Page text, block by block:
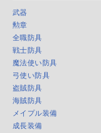
武器
勲章
全職防具
戦士防具
魔法使い防具
弓使い防具
盗賊防具
海賊防具
メイプル装備
成長装備